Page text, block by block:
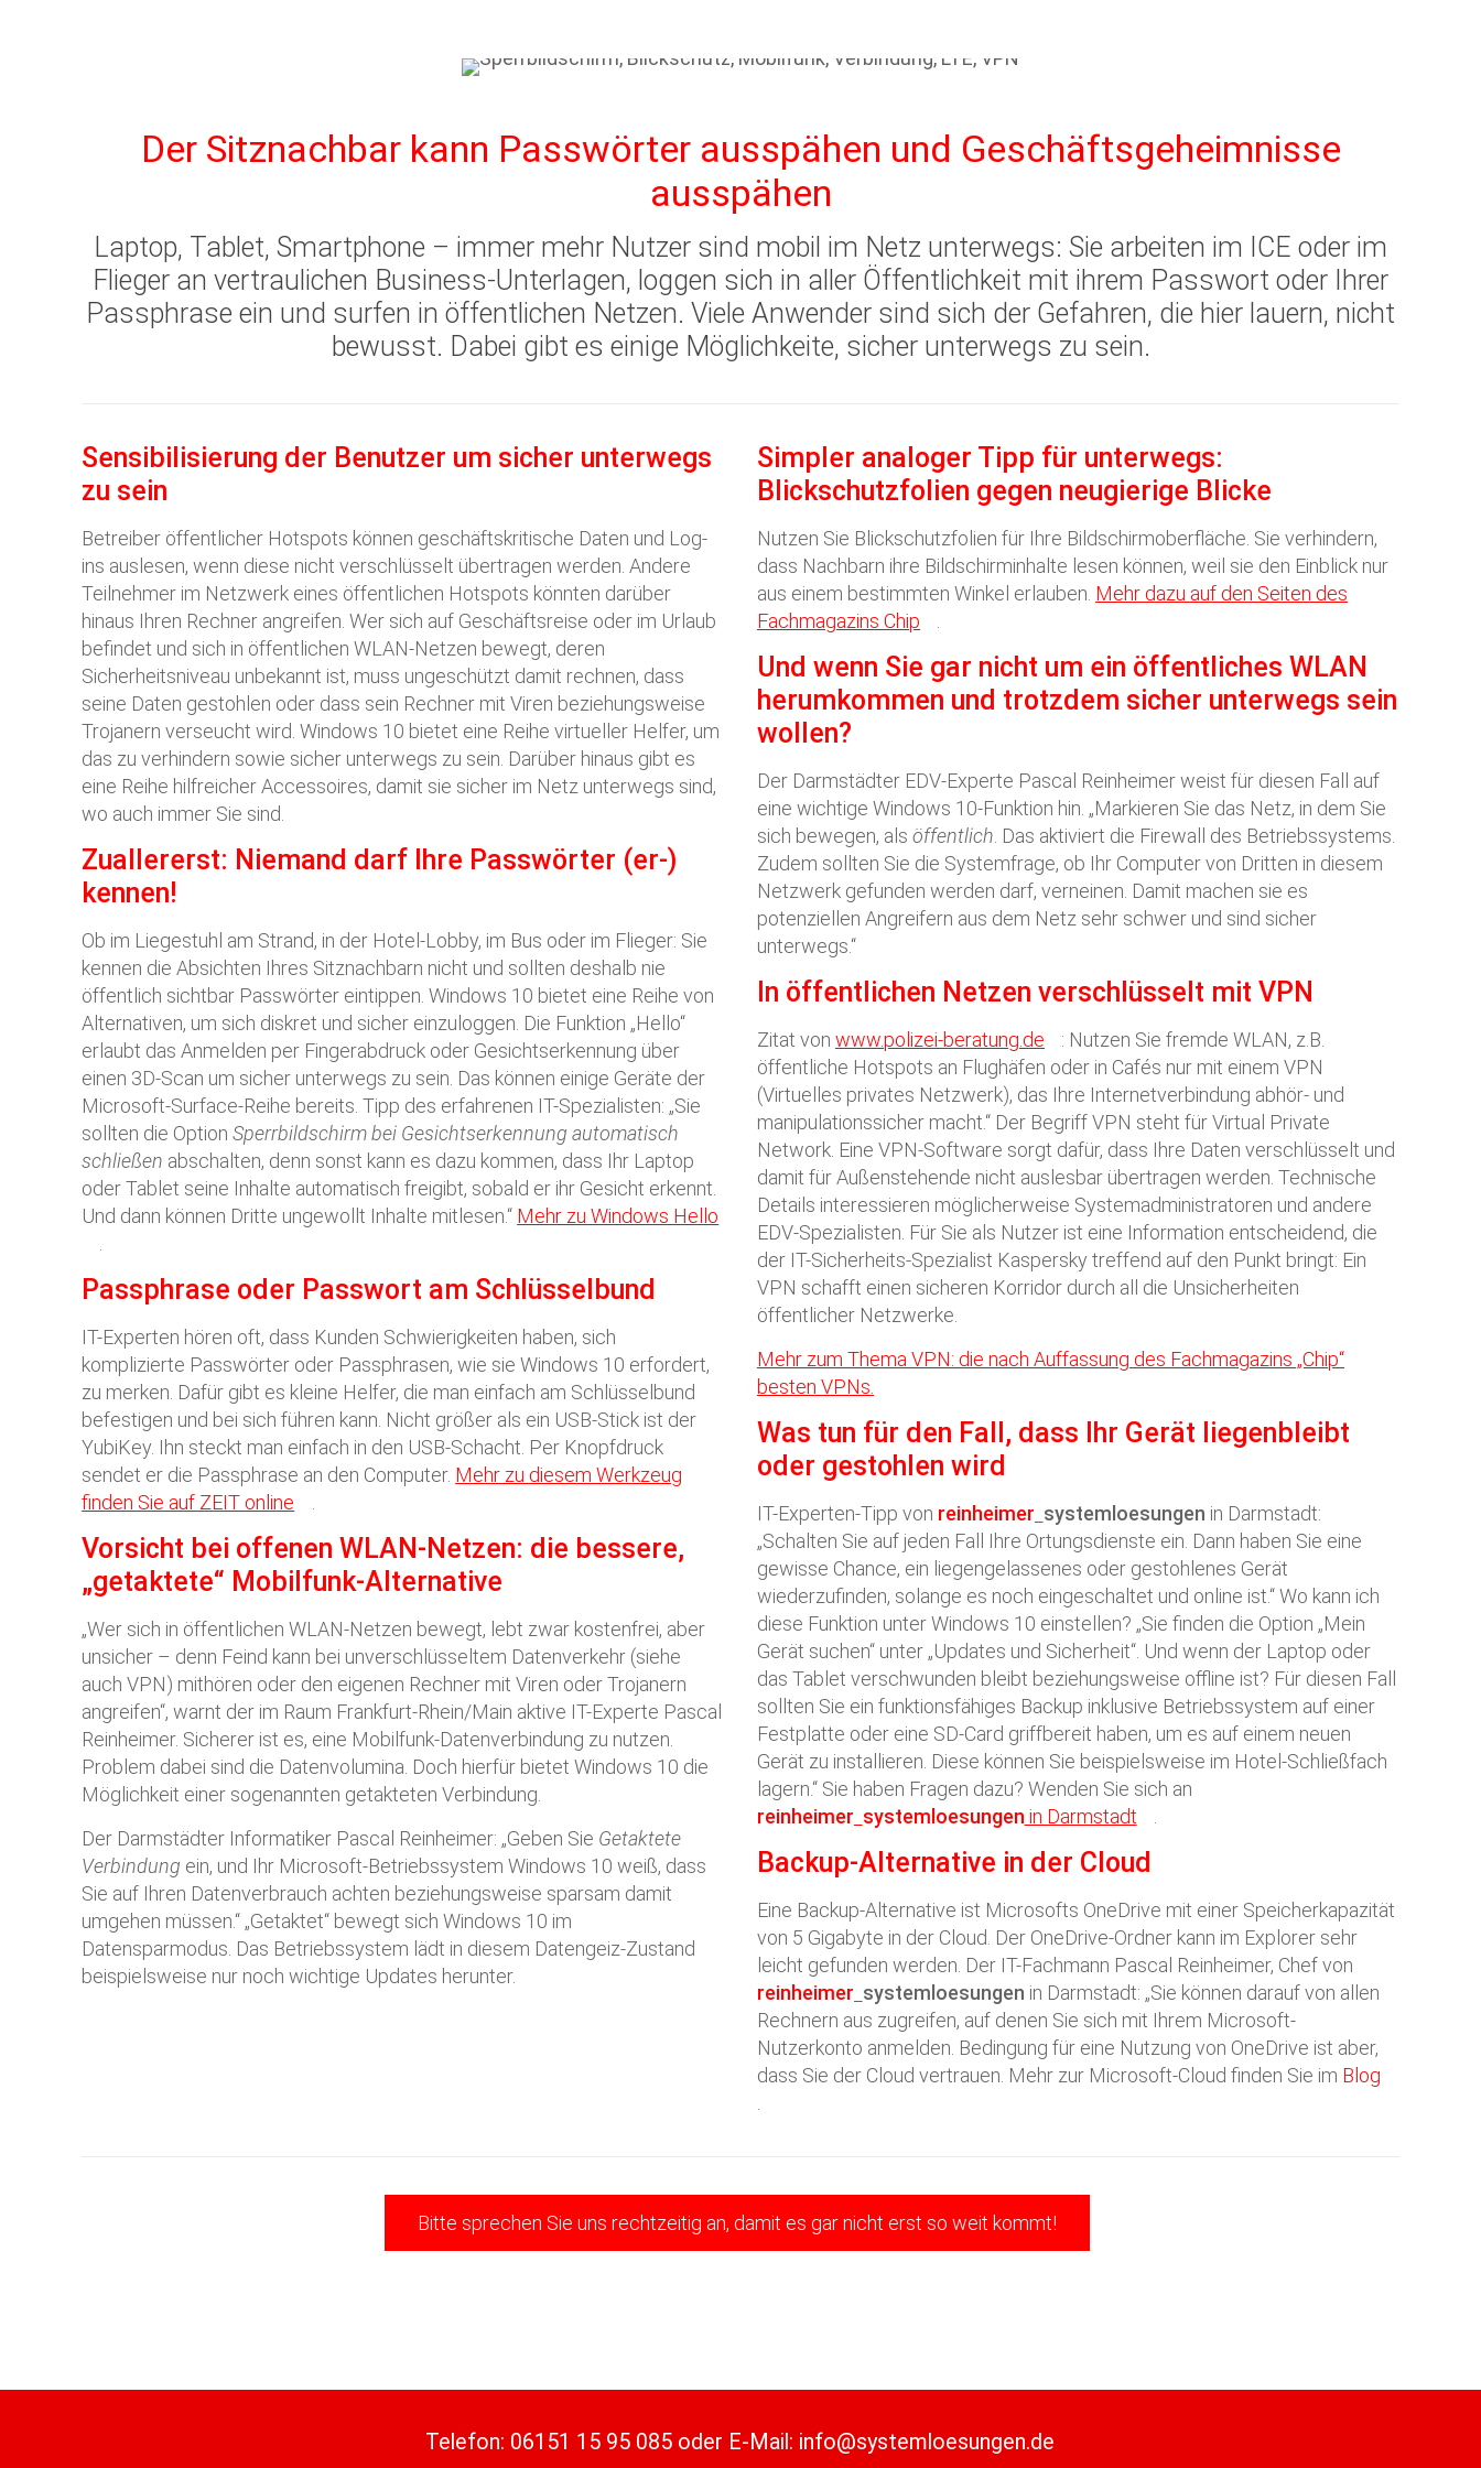
Der Sitznachbar kann Passwörter ausspähen und Geschäftsgeheimnisse
ausspähen
Laptop, Tablet, Smartphone – immer mehr Nutzer sind mobil im Netz unterwegs: Sie arbeiten im ICE oder im
Flieger an vertraulichen Business-Unterlagen, loggen sich in aller Öffentlichkeit mit ihrem Passwort oder Ihrer
Passphrase ein und surfen in öffentlichen Netzen. Viele Anwender sind sich der Gefahren, die hier lauern, nicht
bewusst. Dabei gibt es einige Möglichkeite, sicher unterwegs zu sein.
Sensibilisierung der Benutzer um sicher unterwegs
zu sein
Betreiber öffentlicher Hotspots können geschäftskritische Daten und Log-
ins auslesen, wenn diese nicht verschlüsselt übertragen werden. Andere
Teilnehmer im Netzwerk eines öffentlichen Hotspots könnten darüber
hinaus Ihren Rechner angreifen. Wer sich auf Geschäftsreise oder im Urlaub
befindet und sich in öffentlichen WLAN-Netzen bewegt, deren
Sicherheitsniveau unbekannt ist, muss ungeschützt damit rechnen, dass
seine Daten gestohlen oder dass sein Rechner mit Viren beziehungsweise
Trojanern verseucht wird. Windows 10 bietet eine Reihe virtueller Helfer, um
das zu verhindern sowie sicher unterwegs zu sein. Darüber hinaus gibt es
eine Reihe hilfreicher Accessoires, damit sie sicher im Netz unterwegs sind,
wo auch immer Sie sind.
Zuallererst: Niemand darf Ihre Passwörter (er-)
kennen!
Ob im Liegestuhl am Strand, in der Hotel-Lobby, im Bus oder im Flieger: Sie
kennen die Absichten Ihres Sitznachbarn nicht und sollten deshalb nie
öffentlich sichtbar Passwörter eintippen. Windows 10 bietet eine Reihe von
Alternativen, um sich diskret und sicher einzuloggen. Die Funktion „Hello“
erlaubt das Anmelden per Fingerabdruck oder Gesichtserkennung über
einen 3D-Scan um sicher unterwegs zu sein. Das können einige Geräte der
Microsoft-Surface-Reihe bereits. Tipp des erfahrenen IT-Spezialisten: „Sie
sollten die OptionSperrbildschirm bei Gesichtserkennung automatisch
schließen abschalten, denn sonst kann es dazu kommen, dass Ihr Laptop
oder Tablet seine Inhalte automatisch freigibt, sobald er ihr Gesicht erkennt.
Und dann können Dritte ungewollt Inhalte mitlesen.“ Mehr zu Windows Hello
Passphrase oder Passwort am Schlüsselbund
IT-Experten hören oft, dass Kunden Schwierigkeiten haben, sich
komplizierte Passwörter oder Passphrasen, wie sie Windows 10 erfordert,
zu merken. Dafür gibt es kleine Helfer, die man einfach am Schlüsselbund
befestigen und bei sich führen kann. Nicht größer als ein USB-Stick ist der
YubiKey. Ihn steckt man einfach in den USB-Schacht. Per Knopfdruck
sendet er die Passphrase an den Computer. Mehr zu diesem Werkzeug
finden Sie auf ZEIT online
Vorsicht bei offenen WLAN-Netzen: die bessere,
„getaktete“ Mobilfunk-Alternative
„Wer sich in öffentlichen WLAN-Netzen bewegt, lebt zwar kostenfrei, aber
unsicher – denn Feind kann bei unverschlüsseltem Datenverkehr (siehe
auch VPN) mithören oder den eigenen Rechner mit Viren oder Trojanern
angreifen“, warnt der im Raum Frankfurt-Rhein/Main aktive IT-Experte Pascal
Reinheimer. Sicherer ist es, eine Mobilfunk-Datenverbindung zu nutzen.
Problem dabei sind die Datenvolumina. Doch hierfür bietet Windows 10 die
Möglichkeit einer sogenannten getakteten Verbindung.
Der Darmstädter Informatiker Pascal Reinheimer: „Geben Sie Getaktete
Verbindung ein, und Ihr Microsoft-Betriebssystem Windows 10 weiß, dass
Sie auf Ihren Datenverbrauch achten beziehungsweise sparsam damit
umgehen müssen.“ „Getaktet“ bewegt sich Windows 10 im
Datensparmodus. Das Betriebssystem lädt in diesem Datengeiz-Zustand
beispielsweise nur noch wichtige Updates herunter.
Simpler analoger Tipp für unterwegs:
Blickschutzfolien gegen neugierige Blicke
Nutzen Sie Blickschutzfolien für Ihre Bildschirmoberfläche. Sie verhindern,
dass Nachbarn ihre Bildschirminhalte lesen können, weil sie den Einblick nur
aus einem bestimmten Winkel erlauben. Mehr dazu auf den Seiten des
Fachmagazins Chip
Und wenn Sie gar nicht um ein öffentliches WLAN
herumkommen und trotzdem sicher unterwegs sein
wollen?
Der Darmstädter EDV-Experte Pascal Reinheimer weist für diesen Fall auf
eine wichtige Windows 10-Funktion hin. „Markieren Sie das Netz, in dem Sie
sich bewegen, als öffentlich . Das aktiviert die Firewall des Betriebssystems.
Zudem sollten Sie die Systemfrage, ob Ihr Computer von Dritten in diesem
Netzwerk gefunden werden darf, verneinen. Damit machen sie es
potenziellen Angreifern aus dem Netz sehr schwer und sind sicher
unterwegs.“
In öffentlichen Netzen verschlüsselt mit VPN
Zitat von www.polizei-beratung.de
: Nutzen Sie fremde WLAN, z.B.
öffentliche Hotspots an Flughäfen oder in Cafés nur mit einem VPN
(Virtuelles privates Netzwerk), das Ihre Internetverbindung abhör- und
manipulationssicher macht.“ Der Begriff VPN steht für Virtual Private
Network. Eine VPN-Software sorgt dafür, dass Ihre Daten verschlüsselt und
damit für Außenstehende nicht auslesbar übertragen werden. Technische
Details interessieren möglicherweise Systemadministratoren und andere
EDV-Spezialisten. Für Sie als Nutzer ist eine Information entscheidend, die
der IT-Sicherheits-Spezialist Kaspersky treffend auf den Punkt bringt: Ein
VPN schafft einen sicheren Korridor durch all die Unsicherheiten
öffentlicher Netzwerke.
Mehr zum Thema VPN: die nach Auffassung des Fachmagazins „Chip“
besten VPNs.
Was tun für den Fall, dass Ihr Gerät liegenbleibt
oder gestohlen wird
IT-Experten-Tipp von reinheimer systemloesungen in Darmstadt:
„Schalten Sie auf jeden Fall Ihre Ortungsdienste ein. Dann haben Sie eine
gewisse Chance, ein liegengelassenes oder gestohlenes Gerät
wiederzufinden, solange es noch eingeschaltet und online ist.“ Wo kann ich
diese Funktion unter Windows 10 einstellen? „Sie finden die Option „Mein
Gerät suchen“ unter „Updates und Sicherheit“. Und wenn der Laptop oder
das Tablet verschwunden bleibt beziehungsweise offline ist? Für diesen Fall
sollten Sie ein funktionsfähiges Backup inklusive Betriebssystem auf einer
Festplatte oder eine SD-Card griffbereit haben, um es auf einem neuen
Gerät zu installieren. Diese können Sie beispielsweise im Hotel-Schließfach
lagern.“ Sie haben Fragen dazu? Wenden Sie sich an
reinheimer systemloesungen in Darmstadt
Backup-Alternative in der Cloud
Eine Backup-Alternative ist Microsofts OneDrive mit einer Speicherkapazität
von 5 Gigabyte in der Cloud. Der OneDrive-Ordner kann im Explorer sehr
leicht gefunden werden. Der IT-Fachmann Pascal Reinheimer, Chef von
reinheimer systemloesungen in Darmstadt: „Sie können darauf von allen
Rechnern aus zugreifen, auf denen Sie sich mit Ihrem Microsoft-
Nutzerkonto anmelden. Bedingung für eine Nutzung von OneDrive ist aber,
dass Sie der Cloud vertrauen. Mehr zur Microsoft-Cloud finden Sie im Blog
Bitte sprechen Sie uns rechtzeitig an, damit es gar nicht erst so weit kommt!
Telefon: 06151 15 95 085 oder E-Mail: info@systemloesungen.de